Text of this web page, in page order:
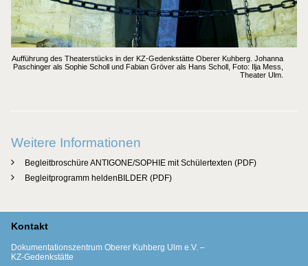
Aufführung des Theaterstücks in der KZ-Gedenkstätte Oberer Kuhberg. Johanna
Paschinger als Sophie Scholl und Fabian Gröver als Hans Scholl, Foto: Ilja Mess,
Theater Ulm.
Weitere Informationen
Begleitbroschüre ANTIGONE/SOPHIE mit Schülertexten (PDF)
Begleitprogramm heldenBILDER (PDF)
Kontakt
Dokumentationszentrum Oberer Kuhberg Ulm e.V. –
KZ-Gedenkstätte